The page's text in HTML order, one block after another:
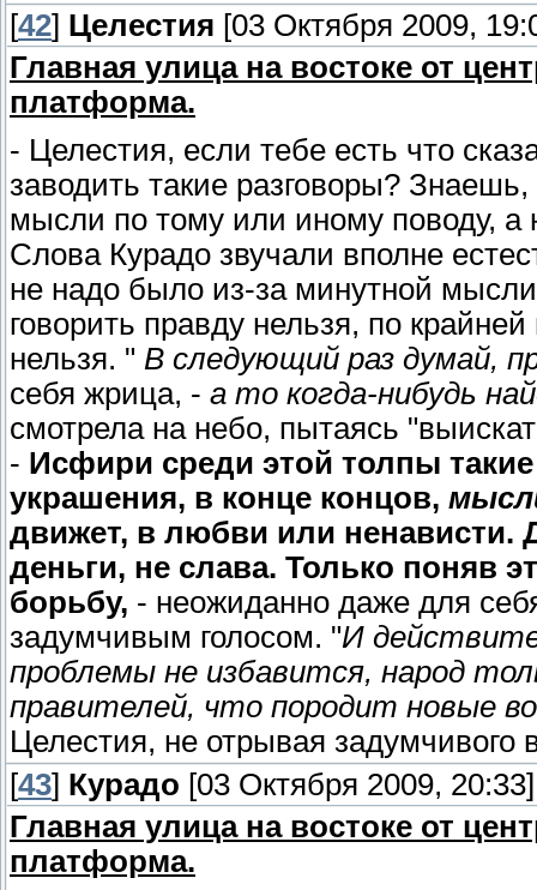
[42] Целестия [03 Октября 2009,
Главная улица на востоке от
платформа.
- Целестия, если тебе есть что
заводить такие разговоры?
мысли по тому или иному поводу,
Слова Курадо звучали вполне
не надо было из-за минутной мысли
говорить правду нельзя, по
нельзя. " В следующий раз думай,
себя жрица, - а то когда-нибудь
смотрела на небо, пытаясь
- Исфири среди этой толпы
украшения, в конце концов,
движет, в любви или ненависти.
деньги, не слава. Только поняв
борьбу, - неожиданно даже для
задумчивым голосом. "И
проблемы не избавится, народ
правителей, что породит новые
Целестия, не отрывая задумчивого
[43] Курадо [03 Октября 2009, 20:33]
Главная улица на востоке от
платформа.